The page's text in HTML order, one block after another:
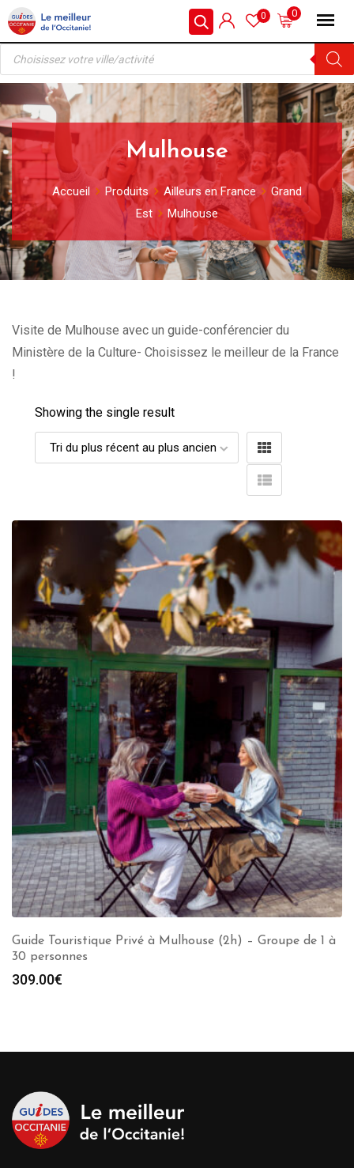
Skip
to
content
0
0
Recherche
produits
Mulhouse
Accueil Produits Ailleurs en France
Grand
Est
Mulhouse
Visite de Mulhouse avec un guide-conférencier du
Ministère de la Culture- Choisissez le meilleur de la France
!
Showing the single result
Guide Touristique Privé à Mulhouse (2h) – Groupe de 1 à
30 personnes
309.00€